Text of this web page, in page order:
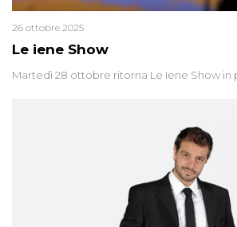
Le iene Show
26 ottobre 2025
Martedì 28 ottobre ritorna Le Iene Show in